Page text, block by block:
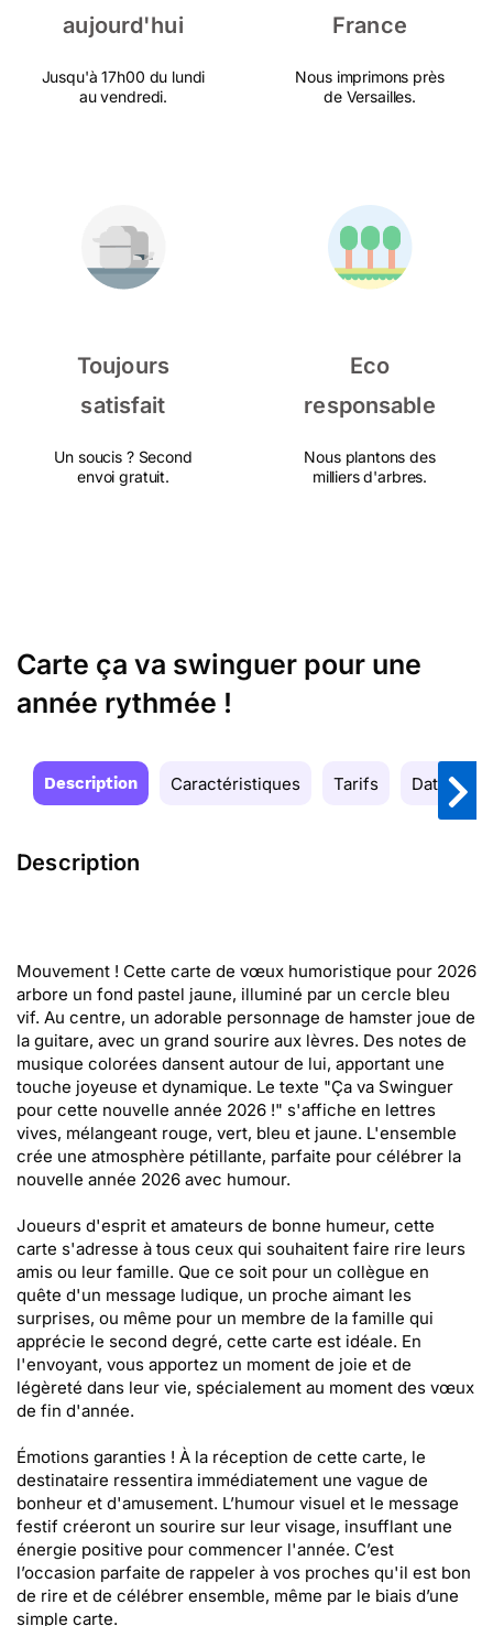
aujourd'hui
Jusqu'à 17h00 du lundi
au vendredi.
France
Nous imprimons près
de Versailles.
Toujours
satisfait
Un soucis ? Second
envoi gratuit.
Eco
responsable
Nous plantons des
milliers d'arbres.
Carte ça va swinguer pour une
année rythmée !
Description Caractéristiques Tarifs Date de
Description
Mouvement ! Cette carte de vœux humoristique pour 2026
arbore un fond pastel jaune, illuminé par un cercle bleu
vif. Au centre, un adorable personnage de hamster joue de
la guitare, avec un grand sourire aux lèvres. Des notes de
musique colorées dansent autour de lui, apportant une
touche joyeuse et dynamique. Le texte "Ça va Swinguer
pour cette nouvelle année 2026 !" s'affiche en lettres
vives, mélangeant rouge, vert, bleu et jaune. L'ensemble
crée une atmosphère pétillante, parfaite pour célébrer la
nouvelle année 2026 avec humour.
Joueurs d'esprit et amateurs de bonne humeur, cette
carte s'adresse à tous ceux qui souhaitent faire rire leurs
amis ou leur famille. Que ce soit pour un collègue en
quête d'un message ludique, un proche aimant les
surprises, ou même pour un membre de la famille qui
apprécie le second degré, cette carte est idéale. En
l'envoyant, vous apportez un moment de joie et de
légèreté dans leur vie, spécialement au moment des vœux
de fin d'année.
Émotions garanties ! À la réception de cette carte, le
destinataire ressentira immédiatement une vague de
bonheur et d'amusement. L’humour visuel et le message
festif créeront un sourire sur leur visage, insufflant une
énergie positive pour commencer l'année. C’est
l’occasion parfaite de rappeler à vos proches qu'il est bon
de rire et de célébrer ensemble, même par le biais d’une
simple carte.